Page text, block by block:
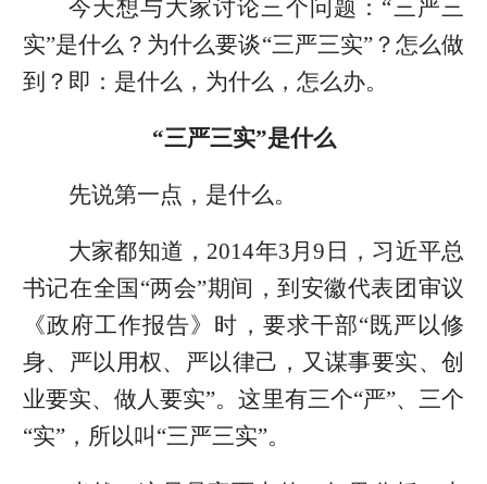
今天想与大家讨论三个问题：“三严三
实”是什么？为什么要谈“三严三实”？怎么做
到？即：是什么，为什么，怎么办。
“三严三实”是什么
先说第一点，是什么。
大家都知道，2014年3月9日，习近平总
书记在全国“两会”期间，到安徽代表团审议
《政府工作报告》时，要求干部“既严以修
身、严以用权、严以律己，又谋事要实、创
业要实、做人要实”。这里有三个“严”、三个
“实”，所以叫“三严三实”。